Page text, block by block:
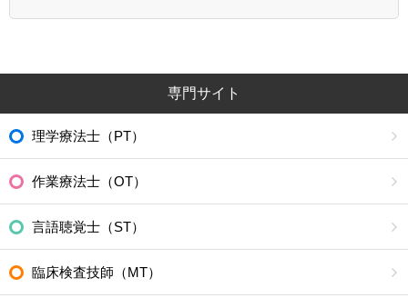
専門サイト
理学療法士（PT）
作業療法士（OT）
言語聴覚士（ST）
臨床検査技師（MT）